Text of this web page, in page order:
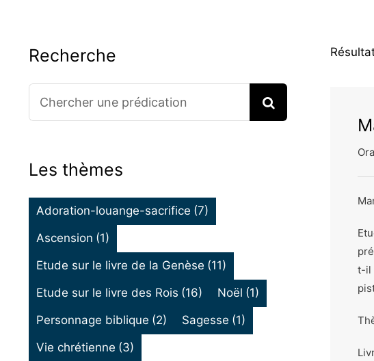
Recherche
Search
for:
Les thèmes
Adoration-louange-sacrifice (7)
Ascension (1)
Etude sur le livre de la Genèse (11)
Etude sur le livre des Rois (16) Noël (1)
Personnage biblique (2) Sagesse (1)
Vie chrétienne (3)
t-il